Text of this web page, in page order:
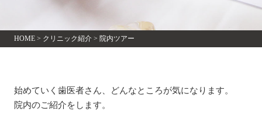
HOME> クリニック紹介> 院内ツアー
始めていく歯医者さん、どんなところが気になります。
院内のご紹介をします。